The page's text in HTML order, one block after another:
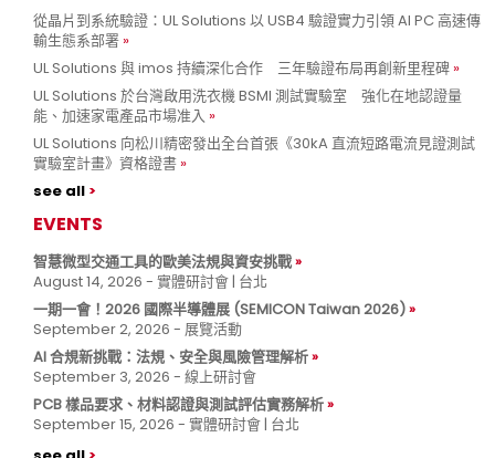
從晶片到系統驗證：UL Solutions 以 USB4 驗證實力引領 AI PC 高速傳
輸生態系部署
UL Solutions 與 imos 持續深化合作 三年驗證布局再創新里程碑
UL Solutions 於台灣啟用洗衣機 BSMI 測試實驗室 強化在地認證量
能、加速家電產品市場准入
UL Solutions 向松川精密發出全台首張《30kA 直流短路電流見證測試
實驗室計畫》資格證書
see all
EVENTS
智慧微型交通工具的歐美法規與資安挑戰
August 14, 2026 - 實體研討會 | 台北
一期一會！2026 國際半導體展 (SEMICON Taiwan 2026)
September 2, 2026 - 展覽活動
AI 合規新挑戰：法規、安全與風險管理解析
September 3, 2026 - 線上研討會
PCB 樣品要求、材料認證與測試評估實務解析
September 15, 2026 - 實體研討會 | 台北